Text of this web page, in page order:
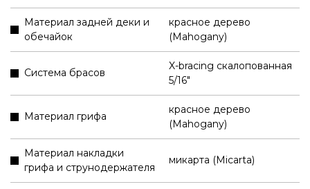
Материал задней деки и
обечайок
красное дерево
(Mahogany)
Система брасов
X-bracing скалопованная
5/16"
Материал грифа
красное дерево
(Mahogany)
Материал накладки
грифа и струнодержателя
микарта (Micarta)